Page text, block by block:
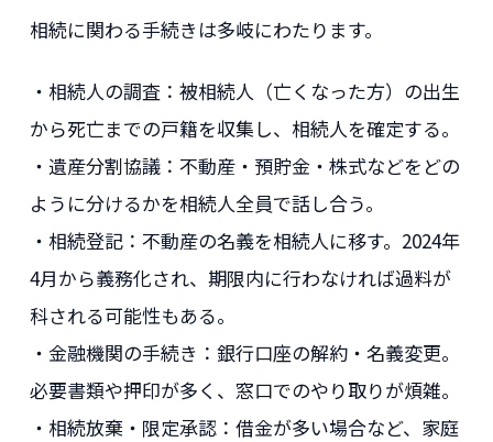
相続に関わる手続きは多岐にわたります。
・相続人の調査：被相続人（亡くなった方）の出生
から死亡までの戸籍を収集し、相続人を確定する。
・遺産分割協議：不動産・預貯金・株式などをどの
ように分けるかを相続人全員で話し合う。
・相続登記：不動産の名義を相続人に移す。2024年
4月から義務化され、期限内に行わなければ過料が
科される可能性もある。
・金融機関の手続き：銀行口座の解約・名義変更。
必要書類や押印が多く、窓口でのやり取りが煩雑。
・相続放棄・限定承認：借金が多い場合など、家庭